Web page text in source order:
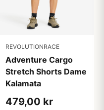
REVOLUTIONRACE
Adventure Cargo
Stretch Shorts Dame
Kalamata
479,00 kr